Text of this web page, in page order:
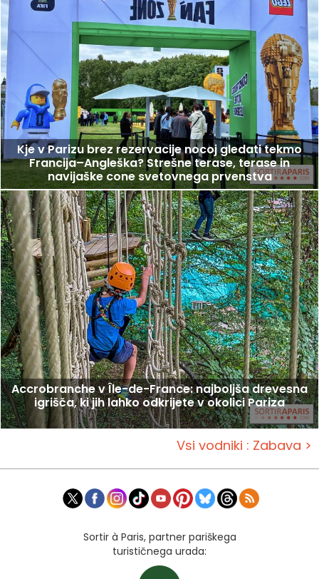
Kje v Parizu brez rezervacije nocoj gledati tekmo
Francija–Angleška? Strešne terase, terase in
navijaške cone svetovnega prvenstva
Accrobranche v Île-de-France: najboljša drevesna
igrišča, ki jih lahko odkrijete v okolici Pariza
Vsi vodniki : Zabava >
Sortir à Paris, partner pariškega
turističnega urada: